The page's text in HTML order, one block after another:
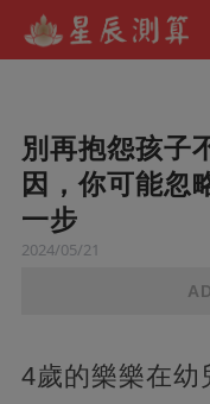
別再抱怨孩子
因，你可能忽
一步
2024/05/21
4歲的樂樂在幼